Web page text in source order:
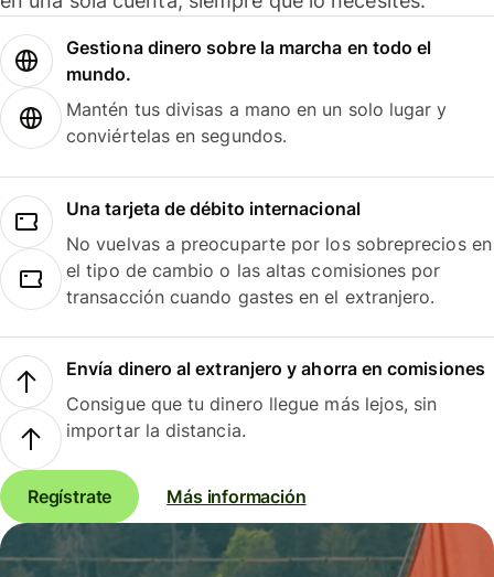
Gestiona dinero sobre la marcha en todo el
mundo.
Mantén tus divisas a mano en un solo lugar y
conviértelas en segundos.
Una tarjeta de débito internacional
No vuelvas a preocuparte por los sobreprecios en
el tipo de cambio o las altas comisiones por
transacción cuando gastes en el extranjero.
Envía dinero al extranjero y ahorra en comisiones
Consigue que tu dinero llegue más lejos, sin
importar la distancia.
Regístrate Más información